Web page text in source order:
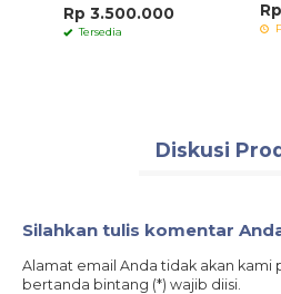
Rp 3.500.000
Tersedia
Diskusi
Silahkan tulis komentar
Alamat email Anda tidak akan kami
bertanda bintang (*) wajib diisi.